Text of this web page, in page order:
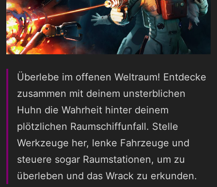
Überlebe im offenen Weltraum! Entdecke
zusammen mit deinem unsterblichen
Huhn die Wahrheit hinter deinem
plötzlichen Raumschiffunfall. Stelle
Werkzeuge her, lenke Fahrzeuge und
steuere sogar Raumstationen, um zu
überleben und das Wrack zu erkunden.